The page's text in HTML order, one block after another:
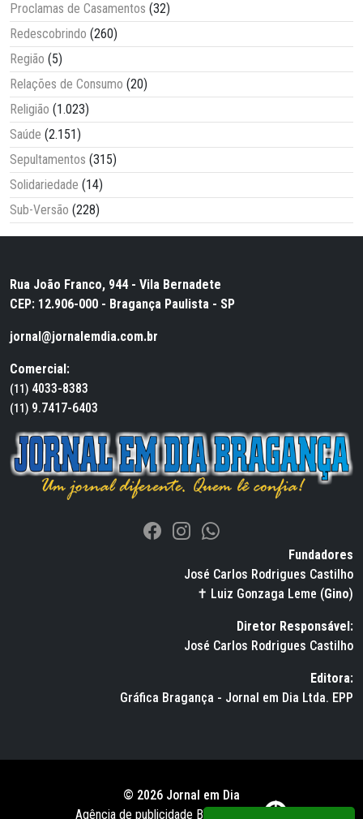
Proclamas de Casamentos (32)
Redescobrindo (260)
Região (5)
Relações de Consumo (20)
Religião (1.023)
Saúde (2.151)
Sepultamentos (315)
Solidariedade (14)
Sub-Versão (228)
Rua João Franco, 944 - Vila Bernadete
CEP: 12.906-000 - Bragança Paulista - SP
jornal@jornalemdia.com.br
Comercial:
(11) 4033-8383
(11) 9.7417-6403
Fundadores
José Carlos Rodrigues Castilho
✝ Luiz Gonzaga Leme (Gino)
Diretor Responsável:
José Carlos Rodrigues Castilho
Editora:
Gráfica Bragança - Jornal em Dia Ltda. EPP
© 2026 Jornal em Dia
Agência de publicidade BWS RUSSO